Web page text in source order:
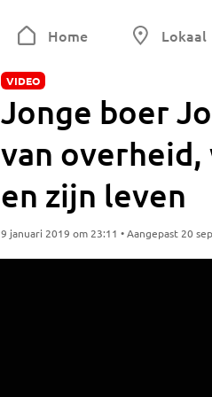
Home Lokaal
VIDEO
Jonge boer
van
en zijn leven
9 januari 2019 om 23:11 • Aangepast 20